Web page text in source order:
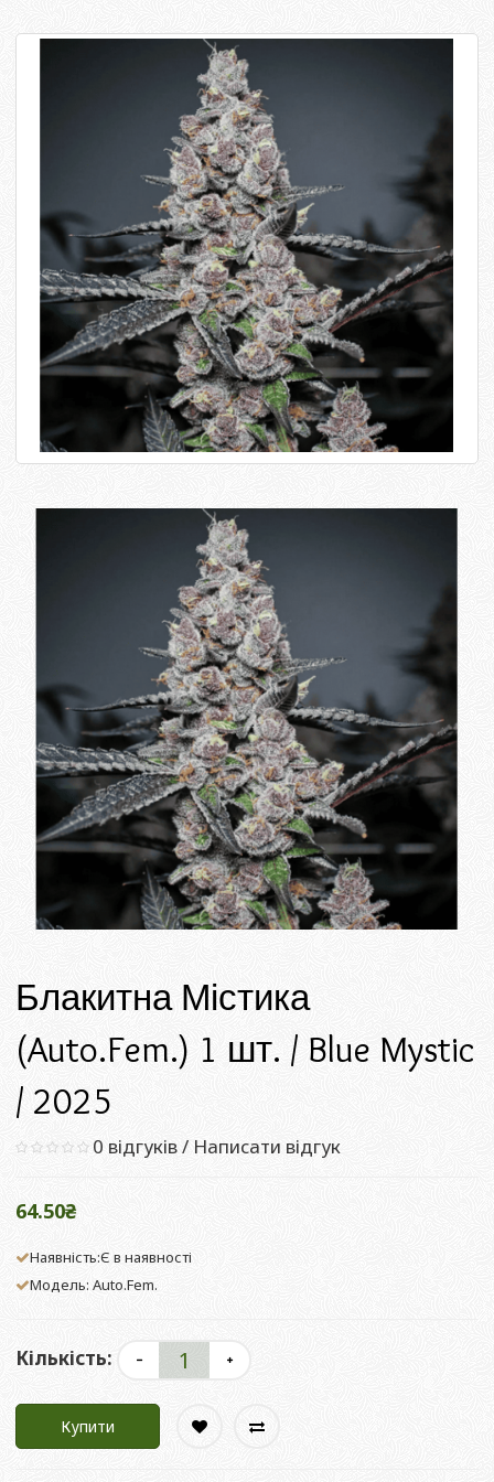
Блакитна Містика
(Auto.Fem.) 1 шт. / Blue Mystic
/ 2025
0 відгуків/ Написати відгук
64.50₴
Наявність:Є в наявності
Модель: Auto.Fem.
Кількість:
Купити